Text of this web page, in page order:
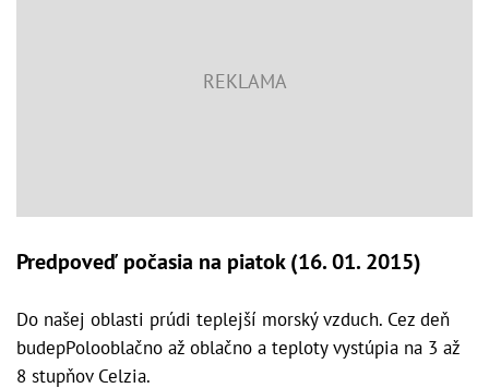
Predpoveď počasia na piatok (16. 01. 2015)
Do našej oblasti prúdi teplejší morský vzduch. Cez deň
budepPolooblačno až oblačno a teploty vystúpia na 3 až
8 stupňov Celzia.